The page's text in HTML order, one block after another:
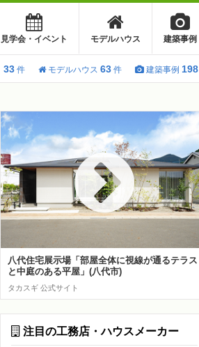
見学会・イベント モデルハウス 建築事例
33 件 モデルハウス 63 件 建築事例 198
八代住宅展示場「部屋全体に視線が通るテラス
と中庭のある平屋」(八代市)
タカスギ 公式サイト
注目の工務店・ハウスメーカー